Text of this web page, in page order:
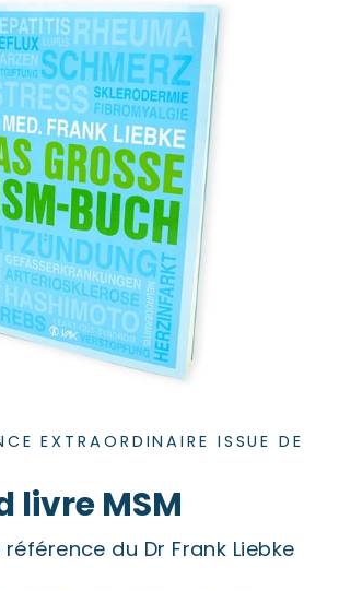
EXTRAORDINAIRE ISSUE DE
livre MSM
du Dr Frank Liebke